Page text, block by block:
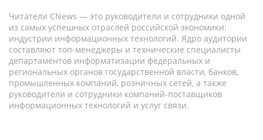
Читатели CNews — это руководители и сотрудники одной
из самых успешных отраслей российской экономики:
индустрии информационных технологий. Ядро аудитории
составляют топ-менеджеры и технические специалисты
департаментов информатизации федеральных и
региональных органов государственной власти, банков,
промышленных компаний, розничных сетей, а также
руководители и сотрудники компаний-поставщиков
информационных технологий и услуг связи.